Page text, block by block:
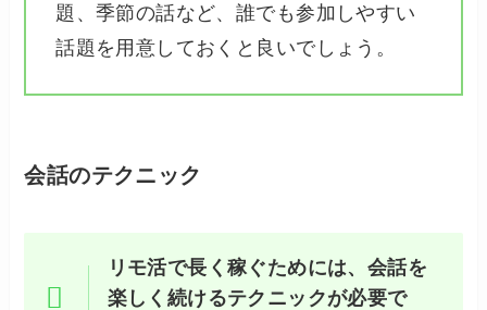
題、季節の話など、誰でも参加しやすい
話題を用意しておくと良いでしょう。
会話のテクニック
リモ活で長く稼ぐためには、会話を
楽しく続けるテクニックが必要で